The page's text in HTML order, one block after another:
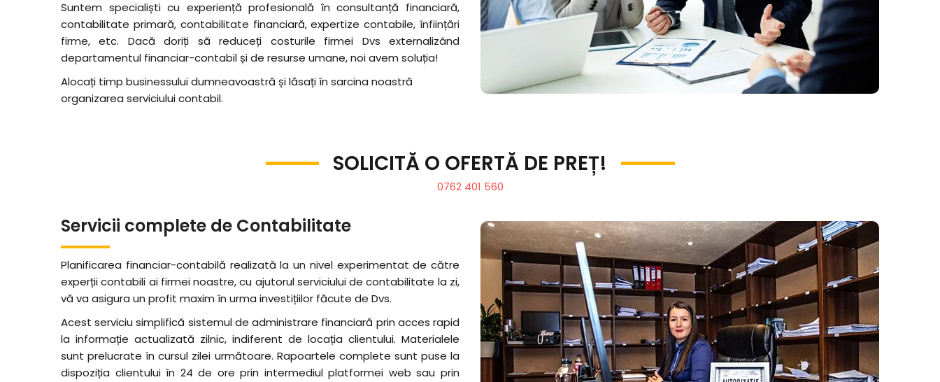
Suntem specialiști cu experiență profesională în consultanță financiară,
contabilitate primară, contabilitate financiară, expertize contabile, înființări
firme, etc. Dacă doriți să reduceți costurile firmei Dvs externalizând
departamentul financiar-contabil și de resurse umane, noi avem soluția!
Alocați timp businessului dumneavoastră și lăsați în sarcina noastră
organizarea serviciului contabil.
SOLICITĂ O OFERTĂ DE PREȚ!
0762 401 560
Servicii complete de Contabilitate
Planificarea financiar-contabilă realizată la un nivel experimentat de către
experții contabili ai firmei noastre, cu ajutorul serviciului de contabilitate la zi,
vă va asigura un profit maxim în urma investițiilor făcute de Dvs.
Acest serviciu simplifică sistemul de administrare financiară prin acces rapid
la informație actualizată zilnic, indiferent de locația clientului. Materialele
sunt prelucrate în cursul zilei următoare. Rapoartele complete sunt puse la
dispoziția clientului în 24 de ore prin intermediul platformei web sau prin